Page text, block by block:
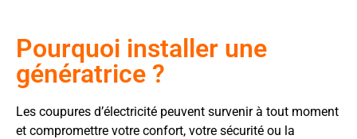
Pourquoi installer une
génératrice ?
Les coupures d’électricité peuvent survenir à tout moment
et compromettre votre confort, votre sécurité ou la